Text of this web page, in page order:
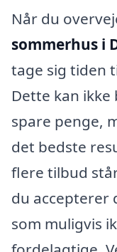
Når du
sommerhus i
tage sig tiden
Dette kan
spare penge,
det bedste
flere tilbud
du accepterer
som muligvis